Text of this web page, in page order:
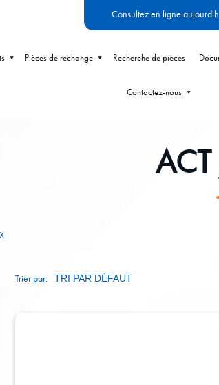
Consultez en ligne
Pièces de rechange Recherche de pièces
Contactez-nous
Trier par: